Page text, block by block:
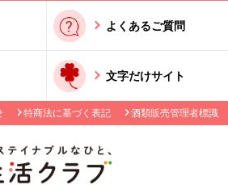
よくあるご質問
文字だけサイト
特商法に基づく表記 酒類販売管理者標識